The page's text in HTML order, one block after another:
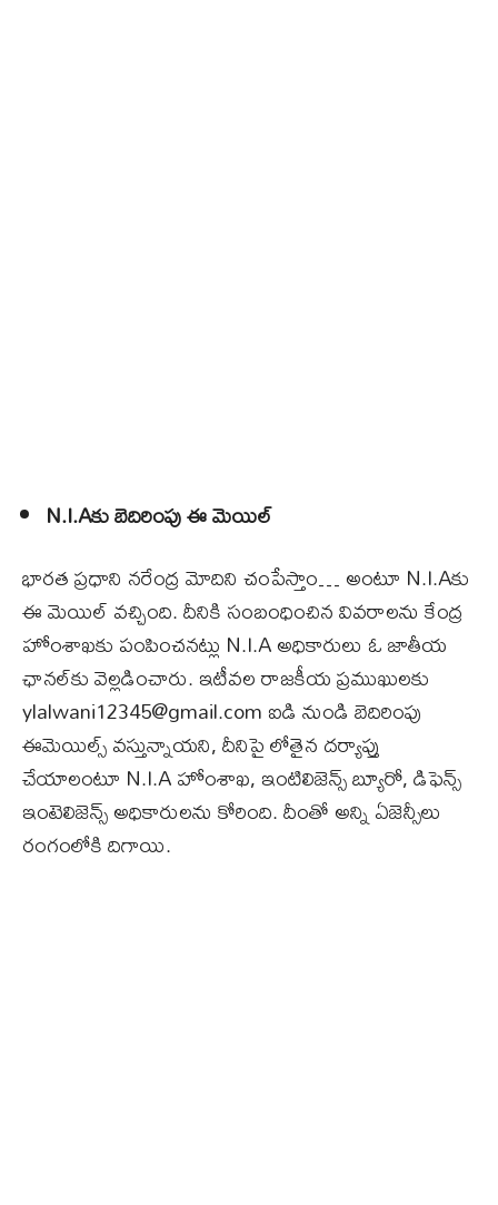
N.I.Aకు బెదిరింపు ఈ మెయిల్‌
భారత ప్రధాని నరేంద్ర మోదిని చంపేస్తాం… అంటూ N.I.Aకు
ఈ మెయిల్‌ వచ్చింది. దీనికి సంబంధించిన వివరాలను కేంద్ర
హోంశాఖకు పంపించనట్లు N.I.A అధికారులు ఓ జాతీయ
ఛానల్‌కు వెల్లడించారు. ఇటీవల రాజకీయ ప్రముఖులకు
ylalwani12345@gmail.comఐడి నుండి బెదిరింపు
ఈమెయిల్స్‌ వస్తున్నాయని, దీనిపై లోతైన దర్యాప్తు
చేయాలంటూ N.I.A హోంశాఖ, ఇంటిలిజెన్స్‌ బ్యూరో, డిఫెన్స్‌
ఇంటెలిజెన్స్‌ అధికారులను కోరింది. దీంతో అన్ని ఏజెన్సీలు
రంగంలోకి దిగాయి.